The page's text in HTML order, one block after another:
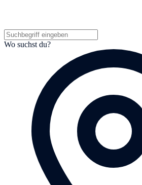
Wo suchst du?